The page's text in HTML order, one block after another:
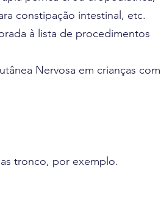
constipação intestinal, etc.
à lista de procedimentos
Nervosa em crianças com
tronco, por exemplo.